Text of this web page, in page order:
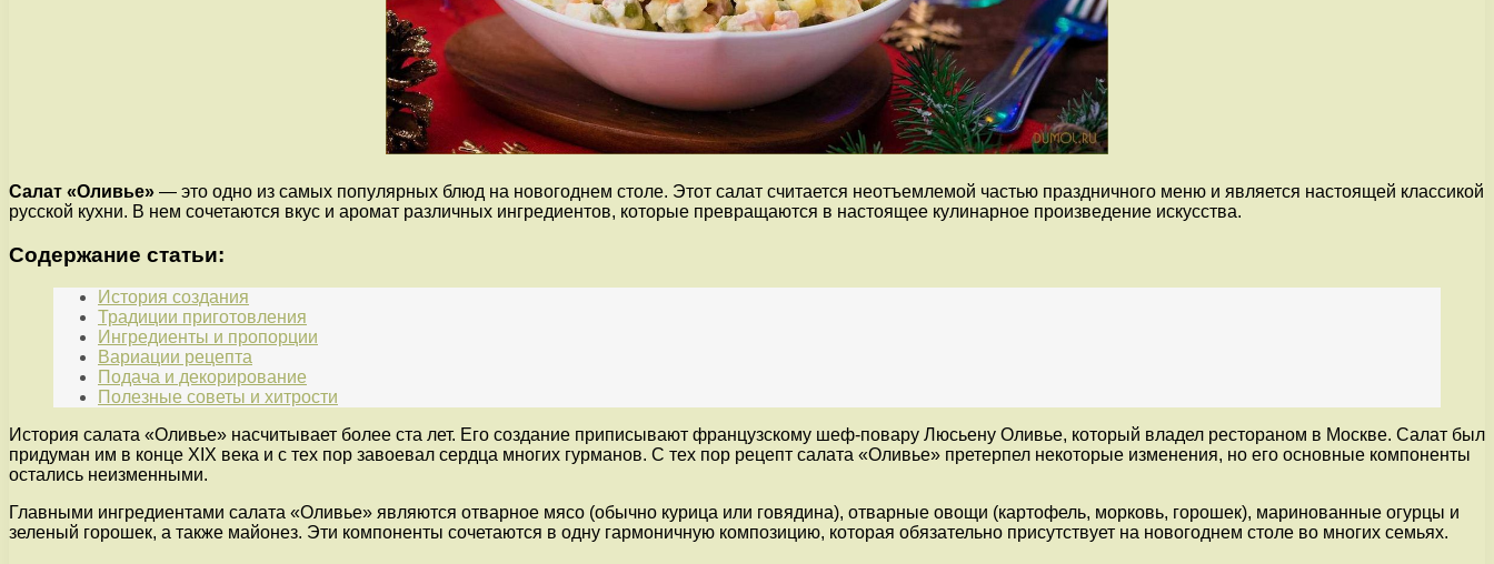
Салат «Оливье» — это одно из самых популярных блюд на новогоднем столе. Этот салат считается неотъемлемой частью праздничного меню и является настоящей классикой
русской кухни. В нем сочетаются вкус и аромат различных ингредиентов, которые превращаются в настоящее кулинарное произведение искусства.
Содержание статьи:
История создания
Традиции приготовления
Ингредиенты и пропорции
Вариации рецепта
Подача и декорирование
Полезные советы и хитрости
История салата «Оливье» насчитывает более ста лет. Его создание приписывают французскому шеф-повару Люсьену Оливье, который владел рестораном в Москве. Салат был
придуман им в конце XIX века и с тех пор завоевал сердца многих гурманов. С тех пор рецепт салата «Оливье» претерпел некоторые изменения, но его основные компоненты
остались неизменными.
Главными ингредиентами салата «Оливье» являются отварное мясо (обычно курица или говядина), отварные овощи (картофель, морковь, горошек), маринованные огурцы и
зеленый горошек, а также майонез. Эти компоненты сочетаются в одну гармоничную композицию, которая обязательно присутствует на новогоднем столе во многих семьях.